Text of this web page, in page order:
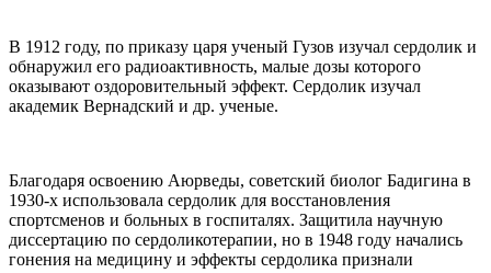
В 1912 году, по приказу царя ученый Гузов изучал сердолик и
обнаружил его радиоактивность, малые дозы которого
оказывают оздоровительный эффект. Сердолик изучал
академик Вернадский и др. ученые.
Благодаря освоению Аюрведы, советский биолог Бадигина в
1930-х использовала сердолик для восстановления
спортсменов и больных в госпиталях. Защитила научную
диссертацию по сердоликотерапии, но в 1948 году начались
гонения на медицину и эффекты сердолика признали